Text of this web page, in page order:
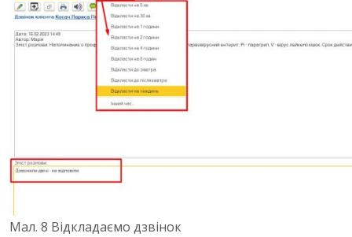
Мал. 8 Відкладаємо дзвінок